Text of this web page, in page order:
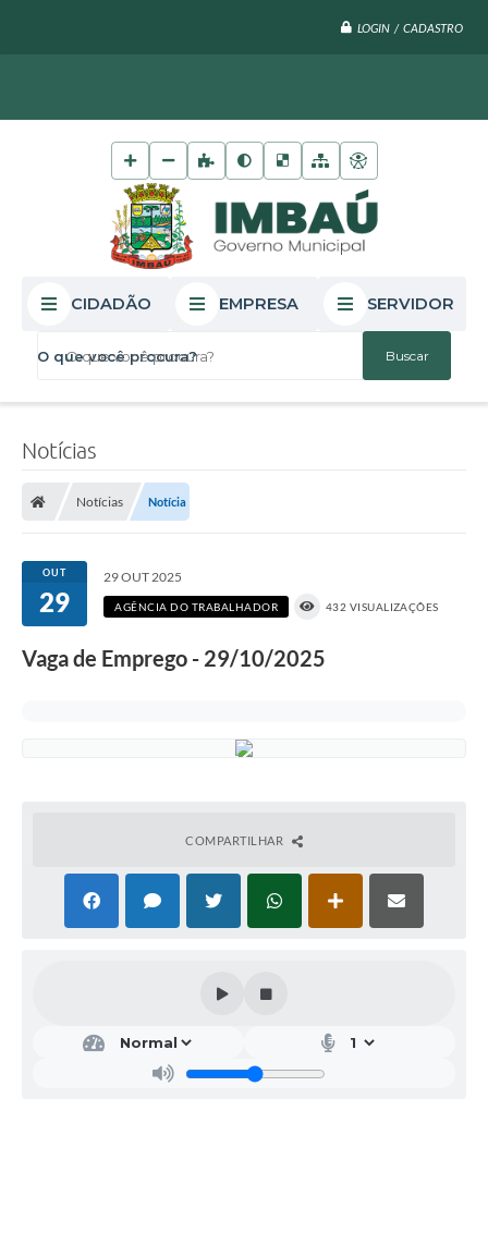
LOGIN / CADASTRO
O que você procura?
CIDADÃO EMPRESA SERVIDOR
Notícias
Notícias Notícia
OUT
29
29 OUT 2025
AGÊNCIA DO TRABALHADOR 432 VISUALIZAÇÕES
Vaga de Emprego - 29/10/2025
COMPARTILHAR